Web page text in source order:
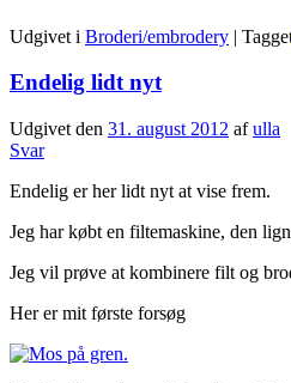
Udgivet i Broderi/embrodery |
Endelig lidt nyt
Udgivet den 31. august 2012 afulla
Svar
Endelig er her lidt nyt at vise frem.
Jeg har købt en filtemaskine, den
Jeg vil prøve at kombinere filt og
Her er mit første forsøg